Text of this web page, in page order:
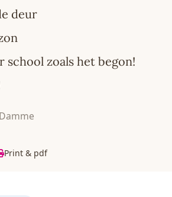
deur
school zoals het begon!
Print & pdf